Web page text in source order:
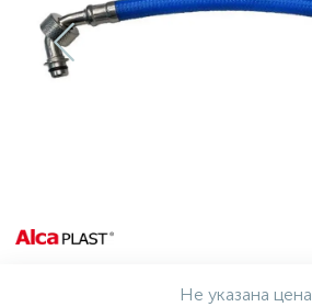
Не указана цена